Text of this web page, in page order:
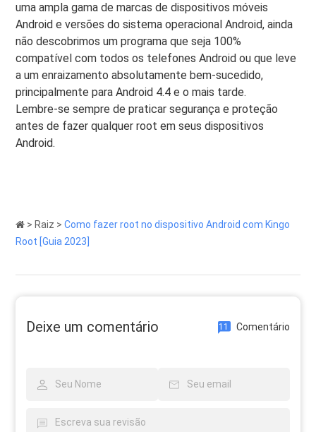
uma ampla gama de marcas de dispositivos móveis
Android e versões do sistema operacional Android, ainda
não descobrimos um programa que seja 100%
compatível com todos os telefones Android ou que leve
a um enraizamento absolutamente bem-sucedido,
principalmente para Android 4.4 e o mais tarde.
Lembre-se sempre de praticar segurança e proteção
antes de fazer qualquer root em seus dispositivos
Android.
> Raiz >Como fazer root no dispositivo Android com Kingo
Root [Guia 2023]
Deixe um comentário 11 Comentário